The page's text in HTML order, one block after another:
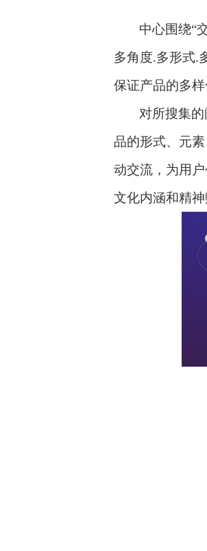
中心围绕“
多角度.多形式.
保证产品的多
对所搜集
品的形式、元
动交流，为用
文化内涵和精